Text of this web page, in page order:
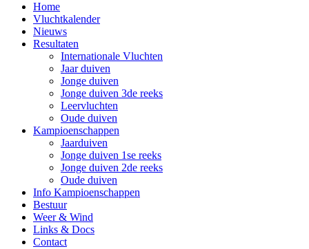
Home
Vluchtkalender
Nieuws
Resultaten
Internationale Vluchten
Jaar duiven
Jonge duiven
Jonge duiven 3de reeks
Leervluchten
Oude duiven
Kampioenschappen
Jaarduiven
Jonge duiven 1se reeks
Jonge duiven 2de reeks
Oude duiven
Info Kampioenschappen
Bestuur
Weer & Wind
Links & Docs
Contact